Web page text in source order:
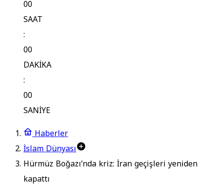
00
SAAT
:
00
DAKİKA
:
00
SANİYE
Haberler
İslam Dünyası
Hürmüz Boğazı’nda kriz: İran geçişleri yeniden
kapattı